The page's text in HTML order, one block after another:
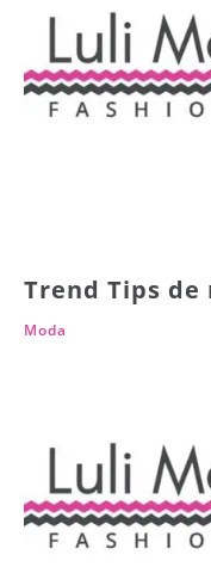
Trend Tips de
Moda